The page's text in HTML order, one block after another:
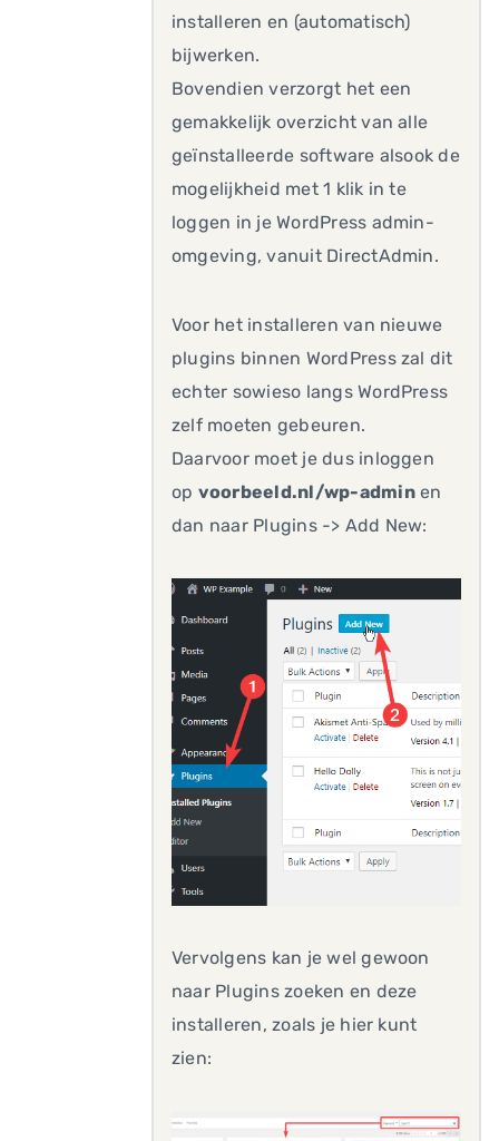
installeren en (automatisch)
bijwerken.
Bovendien verzorgt het een
gemakkelijk overzicht van alle
geïnstalleerde software alsook de
mogelijkheid met 1 klik in te
loggen in je WordPress admin-
omgeving, vanuit DirectAdmin.
Voor het installeren van nieuwe
plugins binnen WordPress zal dit
echter sowieso langs WordPress
zelf moeten gebeuren.
Daarvoor moet je dus inloggen
op voorbeeld.nl/wp-adminen
dan naar Plugins -> Add New:
Vervolgens kan je wel gewoon
naar Plugins zoeken en deze
installeren, zoals je hier kunt
zien: